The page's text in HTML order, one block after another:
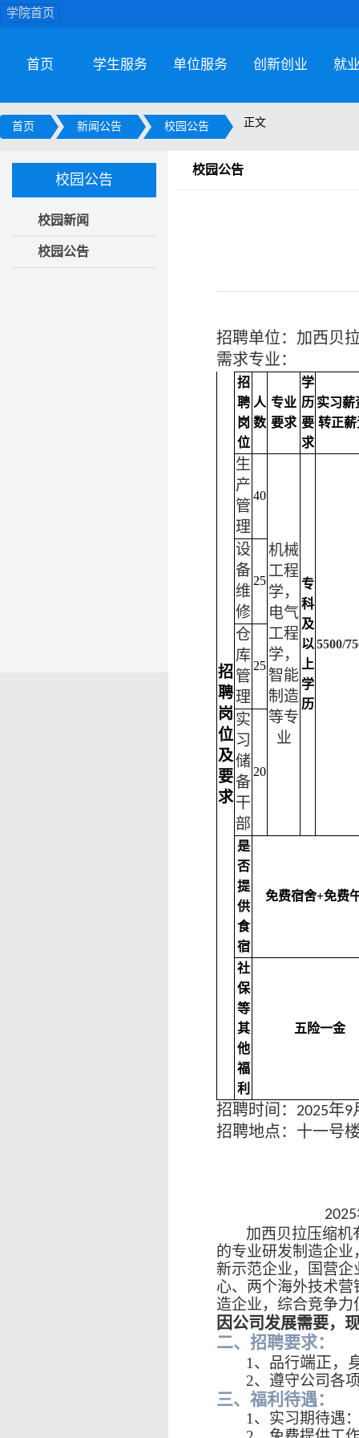
学院首页
首页 学生服务 单位服务 创新创业 就
首页 新闻公告 校园公告 正文
校园公告
校园新闻
校园公告
校园公告
招聘单位：加西贝
需求专业：
招
聘
岗
位
及
要
求
招
聘
岗
位
人
数
专业
要求
学
历
要
求
实习薪
转正薪
生
产
管
理
40
机械
工程
学，
电气
工程
学，
智能
制造
等专
业
专
科
及
以
上
学
历
5500/
设
备
维
修
25
仓
库
管
理
25
实
习
储
备
干
部
20
是
否
提
供
食
宿
免费宿舍+免费
社
保
等
其
他
福
利
五险一金
招聘时间： 2025年9
招聘地点：十一号
2025
加西贝拉压缩机
的专业研发制造企
新示范企业，国营企
心、两个海外技术
造企业，综合竞争力
因公司发展需要，
二、招聘要求：
1、品行端正，
2、遵守公司各
三、福利待遇：
1、实习期待遇